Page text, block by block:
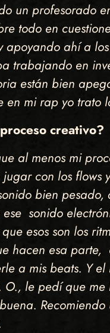
un profesorado
todo en
apoyando ahí a
trabajando en
están bien
mi rap yo trato
creativo?
al menos mi
con los flows
bien
sonido
que esos son los
hacen esa
a mis beats. Y
le pedí que me